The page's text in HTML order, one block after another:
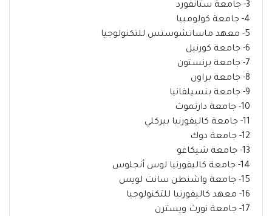
3- جامعة ستانفورد
4- جامعة كولومبيا
5- معهد ماساتشوستس للتكنولوجيا
6- جامعة كورنيل
7- جامعة برنستون
8- جامعة براون
9- جامعة بنسيلفانيا
10- جامعة دارتموث
11- جامعة كاليفورنيا بيركلي
12- جامعة دوك
13- جامعة شيكاغو
14- جامعة كاليفورنيا لوس أنجلوس
15- جامعة واشنطن سانت لويس
16- معهد كاليفورنيا للتكنولوجيا
17- جامعة نورث ويسترن